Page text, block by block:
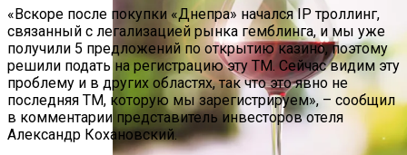
«Вскоре после покупки «Днепра» начался IP троллинг,
связанный с легализацией рынка гемблинга, и мы уже
получили 5 предложений по открытию казино, поэтому
решили подать на регистрацию эту ТМ. Сейчас видим эту
проблему и в других областях, так что это явно не
последняя ТМ, которую мы зарегистрируем», – сообщил
в комментарии представитель инвесторов отеля
Александр Кохановский.